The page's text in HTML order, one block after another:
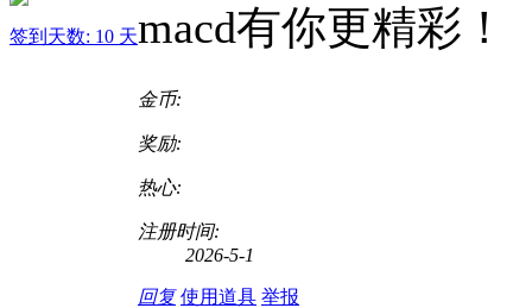
签到天数: 10 天macd有你更精彩！
金币:
奖励:
热心:
注册时间:
2026-5-1
回复 使用道具 举报